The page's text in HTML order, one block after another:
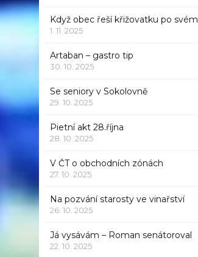
Když obec řeší křižovatku po svém
1. 11. 2025
Artaban – gastro tip
30. 10. 2025
Se seniory v Sokolovně
29. 10. 2025
Pietní akt 28.října
28. 10. 2025
V ČT o obchodních zónách
27. 10. 2025
Na pozvání starosty ve vinařství
26. 10. 2025
Já vysávám – Roman senátoroval
22. 10. 2025